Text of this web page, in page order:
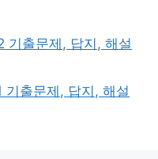
기출문제, 답지, 해설
출문제, 답지, 해설